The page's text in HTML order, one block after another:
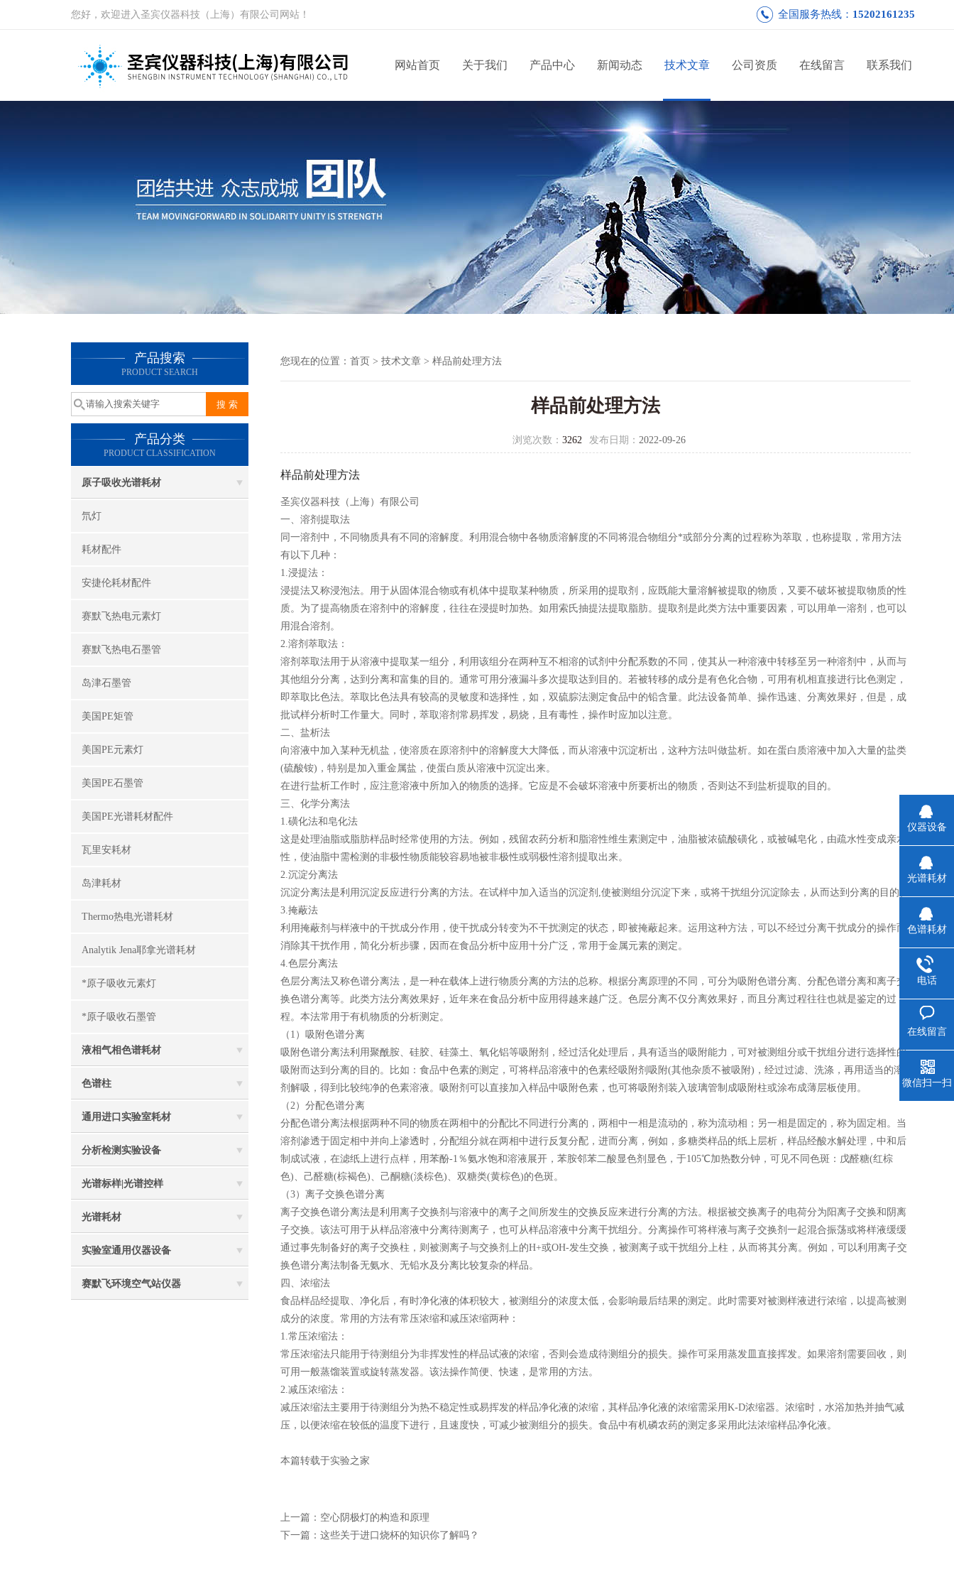
您好，欢迎进入圣宾仪器科技（上海）有限公司网站！ 全国服务热线： 15202161235
网站首页 关于我们 产品中心 新闻动态 技术文章 公司资质 在线留言 联系我们
产品搜索
PRODUCT SEARCH
产品分类
PRODUCT CLASSIFICATION
原子吸收光谱耗材
氘灯
耗材配件
安捷伦耗材配件
赛默飞热电元素灯
赛默飞热电石墨管
岛津石墨管
美国PE矩管
美国PE元素灯
美国PE石墨管
美国PE光谱耗材配件
瓦里安耗材
岛津耗材
Thermo热电光谱耗材
Analytik Jena耶拿光谱耗材
*原子吸收元素灯
*原子吸收石墨管
液相气相色谱耗材
色谱柱
通用进口实验室耗材
分析检测实验设备
光谱标样|光谱控样
光谱耗材
实验室通用仪器设备
赛默飞环境空气站仪器
您现在的位置： 首页 > 技术文章 > 样品前处理方法
样品前处理方法
浏览次数： 3262 发布日期： 2022-09-26
样品前处理方法
圣宾仪器科技（上海）有限公司
一、溶剂提取法
同一溶剂中，不同物质具有不同的溶解度。利用混合物中各物质溶解度的不同将混合物组分*或部分分离的过程称为萃取，也称提取，常用方法
有以下几种：
1.浸提法：
浸提法又称浸泡法。用于从固体混合物或有机体中提取某种物质，所采用的提取剂，应既能大量溶解被提取的物质，又要不破坏被提取物质的性
质。为了提高物质在溶剂中的溶解度，往往在浸提时加热。如用索氏抽提法提取脂肪。提取剂是此类方法中重要因素，可以用单一溶剂，也可以
用混合溶剂。
2.溶剂萃取法：
溶剂萃取法用于从溶液中提取某一组分，利用该组分在两种互不相溶的试剂中分配系数的不同，使其从一种溶液中转移至另一种溶剂中，从而与
其他组分分离，达到分离和富集的目的。通常可用分液漏斗多次提取达到目的。若被转移的成分是有色化合物，可用有机相直接进行比色测定，
即萃取比色法。萃取比色法具有较高的灵敏度和选择性，如，双硫腙法测定食品中的铅含量。此法设备简单、操作迅速、分离效果好，但是，成
批试样分析时工作量大。同时，萃取溶剂常易挥发，易烧，且有毒性，操作时应加以注意。
二、盐析法
向溶液中加入某种无机盐，使溶质在原溶剂中的溶解度大大降低，而从溶液中沉淀析出，这种方法叫做盐析。如在蛋白质溶液中加入大量的盐类
(硫酸铵)，特别是加入重金属盐，使蛋白质从溶液中沉淀出来。
在进行盐析工作时，应注意溶液中所加入的物质的选择。它应是不会破坏溶液中所要析出的物质，否则达不到盐析提取的目的。
三、化学分离法
1.磺化法和皂化法
这是处理油脂或脂肪样品时经常使用的方法。例如，残留农药分析和脂溶性维生素测定中，油脂被浓硫酸磺化，或被碱皂化，由疏水性变成亲水
性，使油脂中需检测的非极性物质能较容易地被非极性或弱极性溶剂提取出来。
2.沉淀分离法
沉淀分离法是利用沉淀反应进行分离的方法。在试样中加入适当的沉淀剂,使被测组分沉淀下来，或将干扰组分沉淀除去，从而达到分离的目的。
3.掩蔽法
利用掩蔽剂与样液中的干扰成分作用，使干扰成分转变为不干扰测定的状态，即被掩蔽起来。运用这种方法，可以不经过分离干扰成分的操作而
消除其干扰作用，简化分析步骤，因而在食品分析中应用十分广泛，常用于金属元素的测定。
4.色层分离法
色层分离法又称色谱分离法，是一种在载体上进行物质分离的方法的总称。根据分离原理的不同，可分为吸附色谱分离、分配色谱分离和离子交
换色谱分离等。此类方法分离效果好，近年来在食品分析中应用得越来越广泛。色层分离不仅分离效果好，而且分离过程往往也就是鉴定的过
程。本法常用于有机物质的分析测定。
（1）吸附色谱分离
吸附色谱分离法利用聚酰胺、硅胶、硅藻土、氧化铝等吸附剂，经过活化处理后，具有适当的吸附能力，可对被测组分或干扰组分进行选择性的
吸附而达到分离的目的。比如：食品中色素的测定，可将样品溶液中的色素经吸附剂吸附(其他杂质不被吸附)，经过过滤、洗涤，再用适当的溶
剂解吸，得到比较纯净的色素溶液。吸附剂可以直接加入样品中吸附色素，也可将吸附剂装入玻璃管制成吸附柱或涂布成薄层板使用。
（2）分配色谱分离
分配色谱分离法根据两种不同的物质在两相中的分配比不同进行分离的，两相中一相是流动的，称为流动相；另一相是固定的，称为固定相。当
溶剂渗透于固定相中并向上渗透时，分配组分就在两相中进行反复分配，进而分离，例如，多糖类样品的纸上层析，样品经酸水解处理，中和后
制成试液，在滤纸上进行点样，用苯酚-1％氨水饱和溶液展开，苯胺邻苯二酸显色剂显色，于105℃加热数分钟，可见不同色斑：戊醛糖(红棕
色)、己醛糖(棕褐色)、己酮糖(淡棕色)、双糖类(黄棕色)的色斑。
（3）离子交换色谱分离
离子交换色谱分离法是利用离子交换剂与溶液中的离子之间所发生的交换反应来进行分离的方法。根据被交换离子的电荷分为阳离子交换和阴离
子交换。该法可用于从样品溶液中分离待测离子，也可从样品溶液中分离干扰组分。分离操作可将样液与离子交换剂一起混合振荡或将样液缓缓
通过事先制备好的离子交换柱，则被测离子与交换剂上的H+或OH-发生交换，被测离子或干扰组分上柱，从而将其分离。例如，可以利用离子交
换色谱分离法制备无氨水、无铅水及分离比较复杂的样品。
四、浓缩法
食品样品经提取、净化后，有时净化液的体积较大，被测组分的浓度太低，会影响最后结果的测定。此时需要对被测样液进行浓缩，以提高被测
成分的浓度。常用的方法有常压浓缩和减压浓缩两种：
1.常压浓缩法：
常压浓缩法只能用于待测组分为非挥发性的样品试液的浓缩，否则会造成待测组分的损失。操作可采用蒸发皿直接挥发。如果溶剂需要回收，则
可用一般蒸馏装置或旋转蒸发器。该法操作简便、快速，是常用的方法。
2.减压浓缩法：
减压浓缩法主要用于待测组分为热不稳定性或易挥发的样品净化液的浓缩，其样品净化液的浓缩需采用K-D浓缩器。浓缩时，水浴加热并抽气减
压，以便浓缩在较低的温度下进行，且速度快，可减少被测组分的损失。食品中有机磷农药的测定多采用此法浓缩样品净化液。
本篇转载于实验之家
上一篇： 空心阴极灯的构造和原理
下一篇： 这些关于进口烧杯的知识你了解吗？
仪器设备
光谱耗材
色谱耗材
电话
在线留言
微信扫一扫